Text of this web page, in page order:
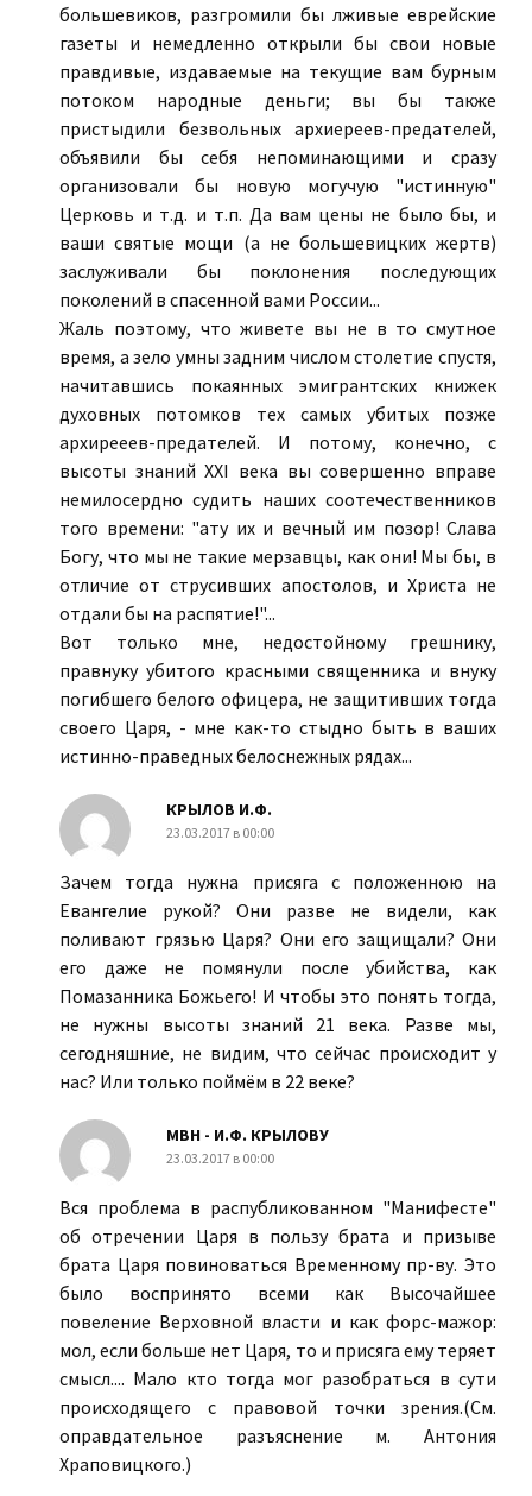
большевиков, разгромили бы лживые еврейские
газеты и немедленно открыли бы свои новые
правдивые, издаваемые на текущие вам бурным
потоком народные деньги; вы бы также
пристыдили безвольных архиереев-предателей,
объявили бы себя непоминающими и сразу
организовали бы новую могучую "истинную"
Церковь и т.д. и т.п. Да вам цены не было бы, и
ваши святые мощи (а не большевицких жертв)
заслуживали бы поклонения последующих
поколений в спасенной вами России...
Жаль поэтому, что живете вы не в то смутное
время, а зело умны задним числом столетие спустя,
начитавшись покаянных эмигрантских книжек
духовных потомков тех самых убитых позже
архирееев-предателей. И потому, конечно, с
высоты знаний XXI века вы совершенно вправе
немилосердно судить наших соотечественников
того времени: "ату их и вечный им позор! Слава
Богу, что мы не такие мерзавцы, как они! Мы бы, в
отличие от струсивших апостолов, и Христа не
отдали бы на распятие!"...
Вот только мне, недостойному грешнику,
правнуку убитого красными священника и внуку
погибшего белого офицера, не защитивших тогда
своего Царя, - мне как-то стыдно быть в ваших
истинно-праведных белоснежных рядах...
КРЫЛОВ И.Ф.
23.03.2017 в 00:00
Зачем тогда нужна присяга с положенною на
Евангелие рукой? Они разве не видели, как
поливают грязью Царя? Они его защищали? Они
его даже не помянули после убийства, как
Помазанника Божьего! И чтобы это понять тогда,
не нужны высоты знаний 21 века. Разве мы,
сегодняшние, не видим, что сейчас происходит у
нас? Или только поймём в 22 веке?
МВН - И.Ф. КРЫЛОВУ
23.03.2017 в 00:00
Вся проблема в распубликованном "Манифесте"
об отречении Царя в пользу брата и призыве
брата Царя повиноваться Временному пр-ву. Это
было воспринято всеми как Высочайшее
повеление Верховной власти и как форс-мажор:
мол, если больше нет Царя, то и присяга ему теряет
смысл.... Мало кто тогда мог разобраться в сути
происходящего с правовой точки зрения.(См.
оправдательное разъяснение м. Антония
Храповицкого.)